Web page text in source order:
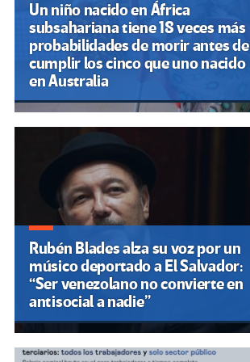
Un niño nacido en África
subsahariana tiene 18 veces más
probabilidades de morir antes de
cumplir los cinco que uno nacido
en Australia
Rubén Blades alza su voz por un
músico deportado a El Salvador:
“Ser venezolano no convierte en
antisocial a nadie”